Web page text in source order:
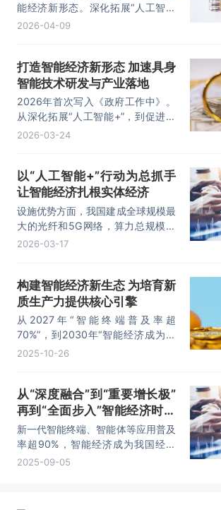
能经济新形态。深化拓展“人工智能
+”，促进新一代智能终端和智能体加
业态新模式。
2026-04-09
打造智能经济新形态 加速具身
智能技术研发与产业落地
2026年首次写入《政府工作中》。
从深化拓展“人工智能+”，到促进开
源生态繁荣，再到打造“5G+工业互
会外，并持续升温。
2026-03-24
以“人工智能+”行动为总抓手
让智能经济扎根实体经济
设施优势方面，我国建成全球规模最
大的光纤和5G网络，算力总规模位
居全球前列，“东数西算”工程稳步推
2026-03-17
构建智能经济新生态 为培育新
质生产力提供核心引擎
从2027年“智能终端普及率超
70%”，到2030年“智能经济成为重
要增长极”，再到2035年“全面步入
国式现代化的智能图景。
2025-10-26
从“深度融合”到“重要增长极”
再到“全面步入”智能经济时代
加速到来
新一代智能终端、智能体等应用普及
率超90%，智能经济成为我国经济
发展的重要增长极；到2035年，我
2025-09-05